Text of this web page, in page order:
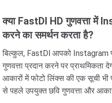
क्या FastDl HD गुणवत्ता में
करने का समर्थन करता है?
बिल्कुल, FastDl आपको Instagram
गुणवत्ता प्रदान करने पर प्राथमिकता
आकारों में फोटो लिंक्स की एक सूची
से पहले उपयुक्त छवि गुणवत्ता और